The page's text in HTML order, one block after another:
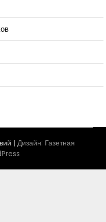
| Дизайн: Газетная